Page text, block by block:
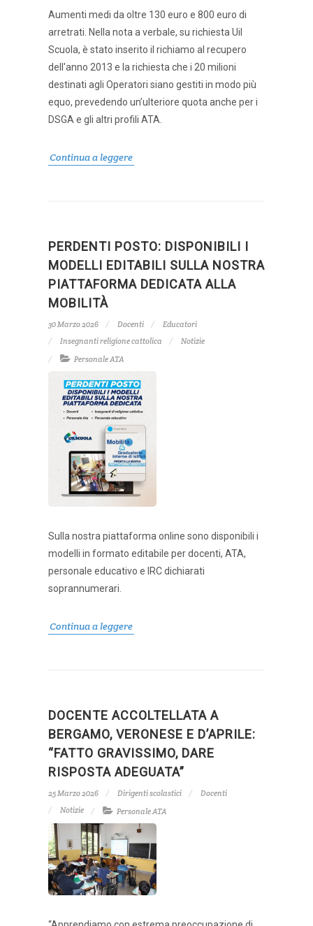
Aumenti medi da oltre 130 euro e 800 euro di
arretrati. Nella nota a verbale, su richiesta Uil
Scuola, è stato inserito il richiamo al recupero
dell'anno 2013 e la richiesta che i 20 milioni
destinati agli Operatori siano gestiti in modo più
equo, prevedendo un’ulteriore quota anche per i
DSGA e gli altri profili ATA.
Continua a leggere
PERDENTI POSTO: DISPONIBILI I
MODELLI EDITABILI SULLA NOSTRA
PIATTAFORMA DEDICATA ALLA
MOBILITÀ
30 Marzo 2026 Docenti
Educatori
Insegnanti religione cattolica
Notizie
Personale ATA
Sulla nostra piattaforma online sono disponibili i
modelli in formato editabile per docenti, ATA,
personale educativo e IRC dichiarati
soprannumerari.
Continua a leggere
DOCENTE ACCOLTELLATA A
BERGAMO, VERONESE E D’APRILE:
“FATTO GRAVISSIMO, DARE
RISPOSTA ADEGUATA”
25 Marzo 2026 Dirigenti scolastici
Docenti
Notizie
Personale ATA